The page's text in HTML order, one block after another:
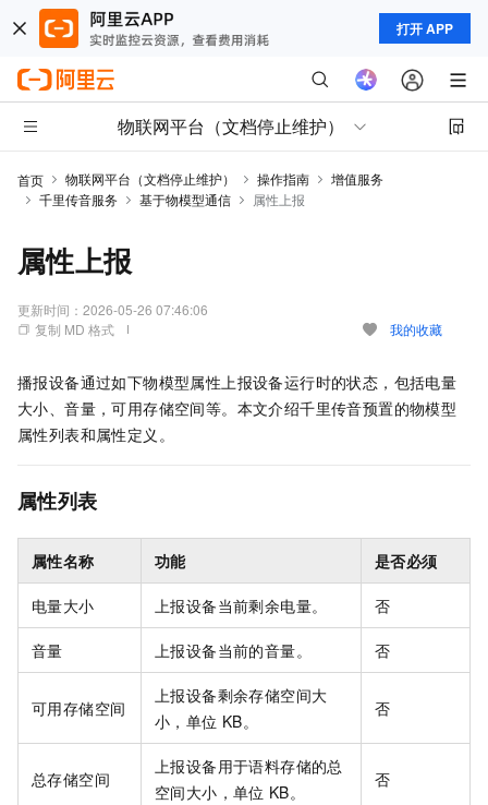
打开 APP
物联网平台（文档停止维护）
首页 物联网平台（文档停止维护） 操作指南
增值服务
千里传音服务
基于物模型通信 属性上报
属性上报
更新时间： 2026-05-26 07:46:06
复制 MD 格式
我的收藏
播报设备通过如下物模型属性上报设备运行时的状态，包括电量
大小、音量，可用存储空间等。本文介绍千里传音预置的物模型
属性列表和属性定义。
属性列表
属性名称 功能 是否必须
电量大小 上报设备当前剩余电量。 否
音量 上报设备当前的音量。 否
可用存储空间
上报设备剩余存储空间大
小，单位 KB。
否
总存储空间
上报设备用于语料存储的总
空间大小，单位 KB。
否